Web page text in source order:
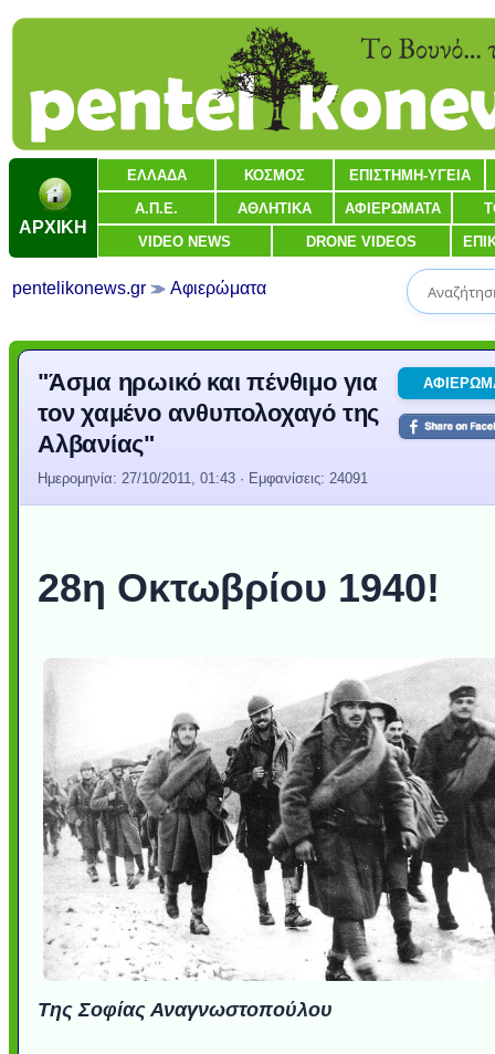
ΑΡΧΙΚΗ
ΕΛΛΑΔΑ ΚΟΣΜΟΣ ΕΠΙΣΤΗΜΗ-ΥΓΕΙΑ
Α.Π.Ε. ΑΘΛΗΤΙΚΑ ΑΦΙΕΡΩΜΑΤΑ
VIDEO NEWS DRONE VIDEOS
pentelikonews.gr Αφιερώματα
"Άσμα ηρωικό και πένθιμο για
τον χαμένο ανθυπολοχαγό της
Αλβανίας"
Ημερομηνία: 27/10/2011, 01:43 · Εμφανίσεις: 24091
28η Οκτωβρίου 1940!
Της Σοφίας Αναγνωστοπούλου